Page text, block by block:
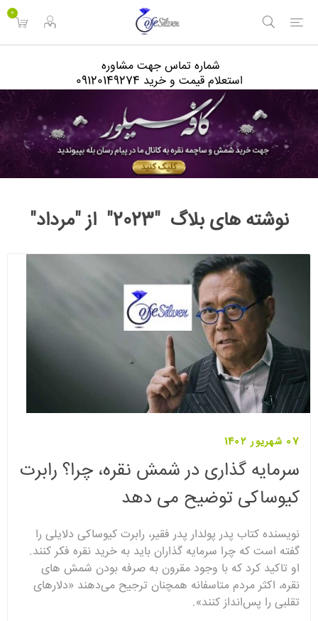
0
شماره تماس جهت مشاوره
استعلام قیمت و خرید 09120149274
نوشته های بلاگ "2023" از "مرداد"
07 شهریور 1402
سرمایه گذاری در شمش نقره، چرا؟ رابرت
کیوساکی توضیح می دهد
نویسنده کتاب پدر پولدار پدر فقیر، رابرت کیوساکی دلایلی را
گفته است که چرا سرمایه گذاران باید به خرید نقره فکر کنند.
او تاکید کرد که با وجود مقرون به صرفه بودن شمش های
نقره، اکثر مردم متاسفانه همچنان ترجیح می‌دهند «دلارهای
تقلبی را پس‌انداز کنند».